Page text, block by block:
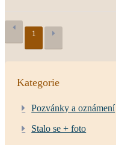
1
Kategorie
Pozvánky a oznámení
Stalo se + foto